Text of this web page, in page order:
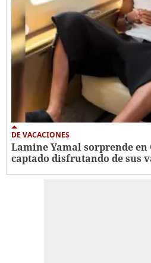
DE VACACIONES
Lamine Yamal sorprende
captado disfrutando de sus